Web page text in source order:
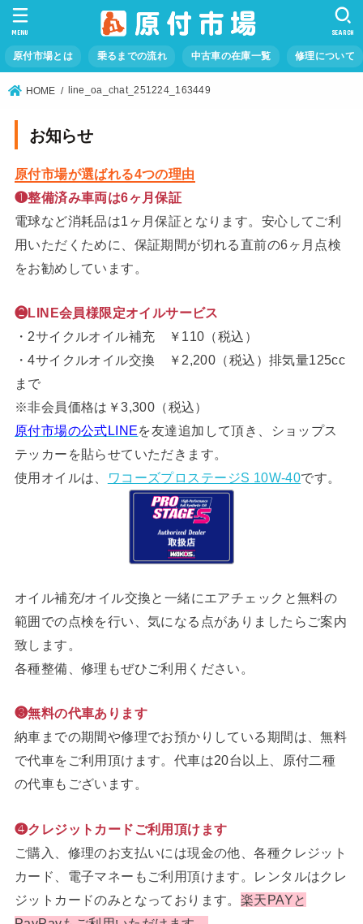
原付市場とは 乗るまでの流れ 中古車の在庫一覧 修理について
SEARCH
MENU
HOME line_oa_chat_251224_163449
お知らせ
原付市場が選ばれる4つの理由
❶整備済み車両は6ヶ月保証
電球など消耗品は1ヶ月保証となります。安心してご利
用いただくために、保証期間が切れる直前の6ヶ月点検
をお勧めしています。
❷LINE会員様限定オイルサービス
・2サイクルオイル補充 ￥110（税込）
・4サイクルオイル交換 ￥2,200（税込）排気量125cc
まで
※非会員価格は￥3,300（税込）
原付市場の公式LINEを友達追加して頂き、ショップス
テッカーを貼らせていただきます。
使用オイルは、
ワコーズプロステージS 10W-40です。
オイル補充/オイル交換と一緒にエアチェックと無料の
範囲での点検を行い、気になる点がありましたらご案内
致します。
各種整備、修理もぜひご利用ください。
❸無料の代車あります
納車までの期間や修理でお預かりしている期間は、無料
で代車をご利用頂けます。代車は20台以上、原付二種
の代車もございます。
❹クレジットカードご利用頂けます
ご購入、修理のお支払いには現金の他、各種クレジット
カード、電子マネーもご利用頂けます。レンタルはクレ
ジットカードのみとなっております。 楽天PAYと